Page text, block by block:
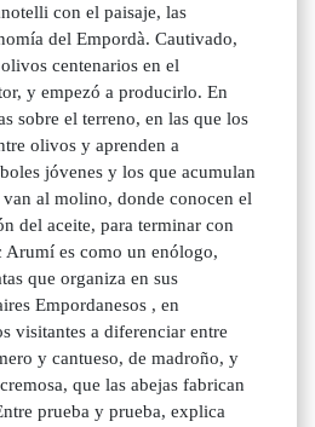
con el paisaje, las
del Empordà. Cautivado,
centenarios en el
y empezó a producirlo. En
sobre el terreno, en las que los
olivos y aprenden a
jóvenes y los que acumulan
al molino, donde conocen el
del aceite, para terminar con
Arumí es como un enólogo,
que organiza en sus
Empordanesos , en
visitantes a diferenciar entre
y cantueso, de madroño, y
que las abejas fabrican
prueba y prueba, explica